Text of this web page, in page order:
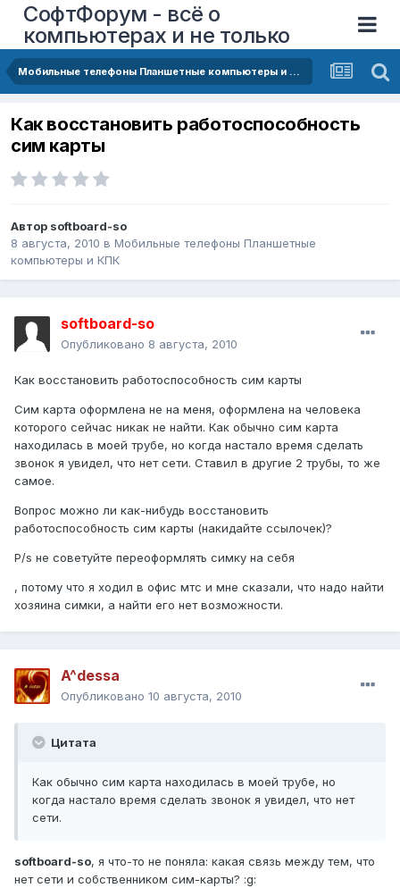
СофтФорум - всё о
компьютерах и не только
Мобильные телефоны Планшетные компьютеры и КПК
Как восстановить работоспособность
сим карты
Автор softboard-so
8 августа, 2010 в Мобильные телефоны Планшетные
компьютеры и КПК
softboard-so
Опубликовано 8 августа, 2010
Как восстановить работоспособность сим карты
Сим карта оформлена не на меня, оформлена на человека
которого сейчас никак не найти. Как обычно сим карта
находилась в моей трубе, но когда настало время сделать
звонок я увидел, что нет сети. Ставил в другие 2 трубы, то же
самое.
Вопрос можно ли как-нибудь восстановить
работоспособность сим карты (накидайте ссылочек)?
P/s не советуйте переоформлять симку на себя
, потому что я ходил в офис мтс и мне сказали, что надо найти
хозяина симки, а найти его нет возможности.
A^dessa
Опубликовано 10 августа, 2010
Цитата
Как обычно сим карта находилась в моей трубе, но
когда настало время сделать звонок я увидел, что нет
сети.
softboard-so, я что-то не поняла: какая связь между тем, что
нет сети и собственником сим-карты? :g: